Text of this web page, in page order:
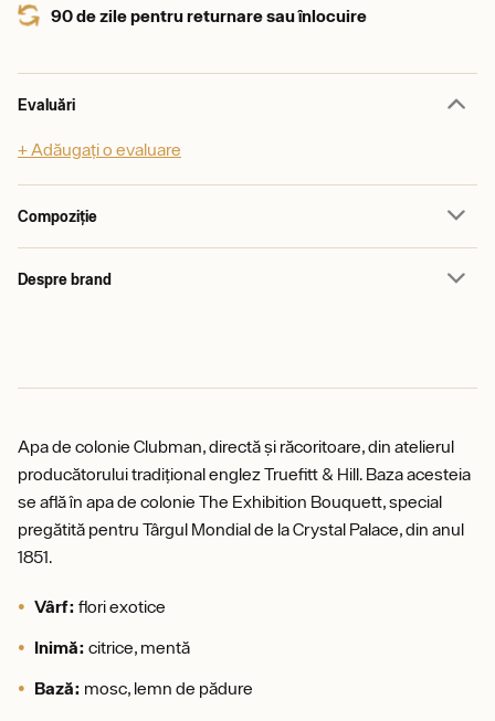
90 de zile pentru returnare sau înlocuire
Evaluări
+ Adăugați o evaluare
Compoziție
Despre brand
Apa de colonie Clubman, directă și răcoritoare, din atelierul
producătorului tradițional englez Truefitt & Hill. Baza acesteia
se află în apa de colonie The Exhibition Bouquett, special
pregătită pentru Târgul Mondial de la Crystal Palace, din anul
1851.
Vârf: flori exotice
Inimă: citrice, mentă
Bază: mosc, lemn de pădure